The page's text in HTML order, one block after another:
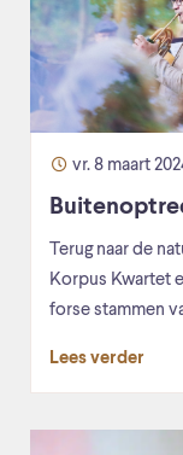
vr. 8 maart
Terug naar de
Korpus Kwartet
forse stammen
Lees verder